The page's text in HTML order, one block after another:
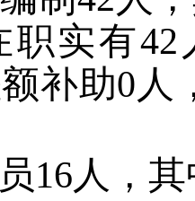
职实有42
补助0 人
16人，